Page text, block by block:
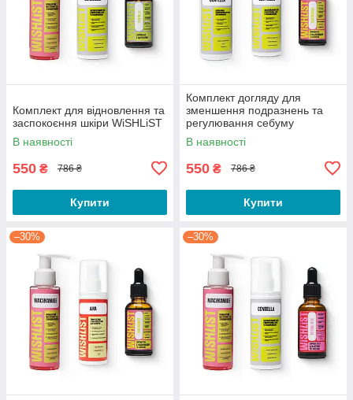
Комплект для відновлення та
заспокоєння шкіри WiSHLiST
В наявності
550 ₴ 786 ₴
Купити
Комплект догляду для
зменшення подразнень та
регулювання себуму
WISHLIST
В наявності
550 ₴ 786 ₴
Купити
–30% –30%